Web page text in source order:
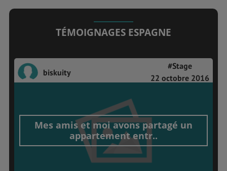
TÉMOIGNAGES ESPAGNE
biskuity
#Stage
22 octobre 2016
Mes amis et moi avons partagé un
appartement entr..